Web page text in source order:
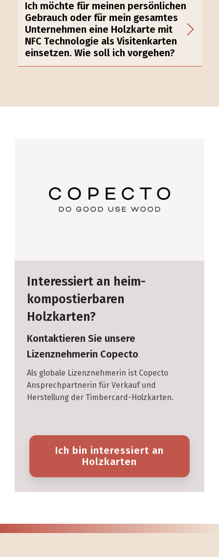
Ich möchte für meinen persönlichen
Gebrauch oder für mein gesamtes
Unternehmen eine Holzkarte mit
NFC Technologie als Visitenkarten
einsetzen. Wie soll ich vorgehen?
Interessiert an heim-
kompostierbaren
Holzkarten?
Kontaktieren Sie unsere
Lizenznehmerin Copecto
Als globale Lizenznehmerin ist Copecto
Ansprechpartnerin für Verkauf und
Herstellung der Timbercard-Holzkarten.
Ich bin interessiert an
Holzkarten